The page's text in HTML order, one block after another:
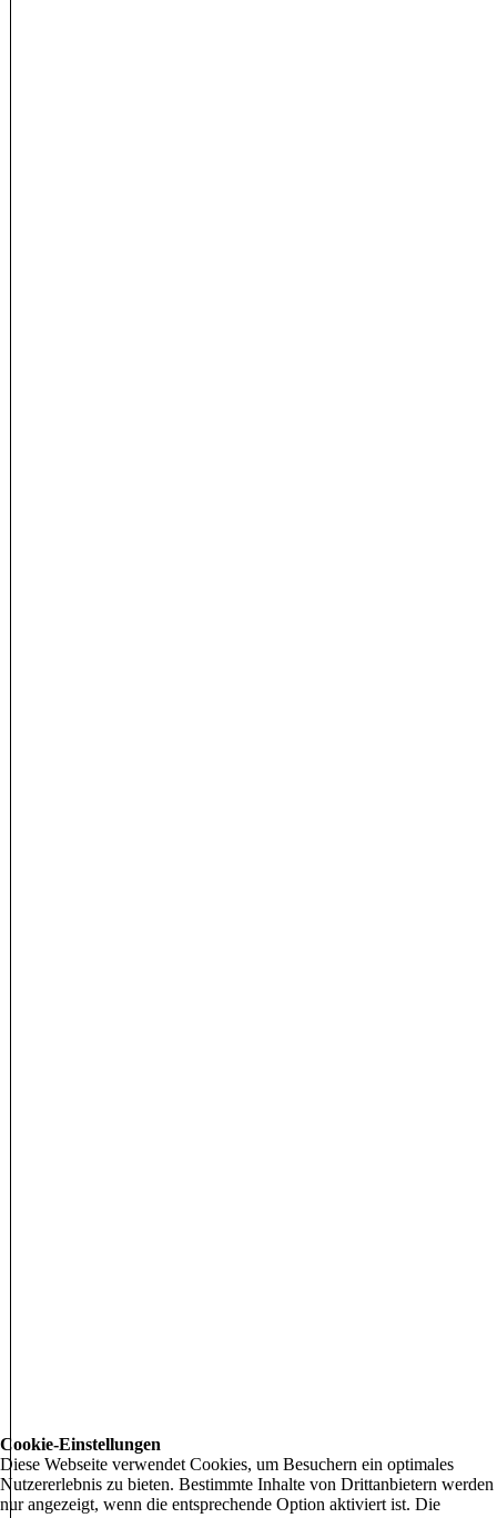
Cookie-Einstellungen
Diese Webseite verwendet Cookies, um Besuchern ein optimales
Nutzererlebnis zu bieten. Bestimmte Inhalte von Drittanbietern werden
nur angezeigt, wenn die entsprechende Option aktiviert ist. Die